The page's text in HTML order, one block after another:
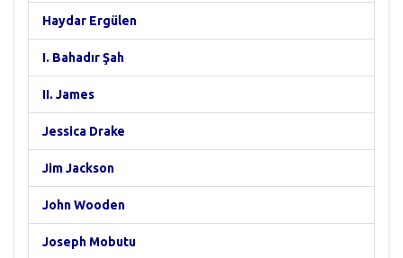
Haydar Ergülen
I. Bahadır Şah
II. James
Jessica Drake
Jim Jackson
John Wooden
Joseph Mobutu